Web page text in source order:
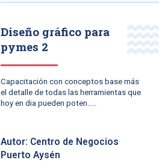
Diseño gráfico para
pymes 2
Capacitación con conceptos base más
el detalle de todas las herramientas que
hoy en dia pueden poten…..
Autor: Centro de Negocios
Puerto Aysén